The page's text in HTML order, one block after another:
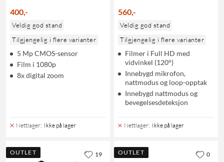
400,-
Veldig god stand
Tilgjengelig i flere varianter
5 Mp CMOS-sensor
Film i 1080p
8x digital zoom
Nettlager: Ikke på lager
560,-
Veldig god stand
Tilgjengelig i flere varianter
Filmer i Full HD med
vidvinkel (120°)
Innebygd mikrofon,
nattmodus og loop-opptak
Innebygd nattmodus og
bevegelsesdeteksjon
Nettlager: Ikke på lager
OUTLET 19 OUTLET 0